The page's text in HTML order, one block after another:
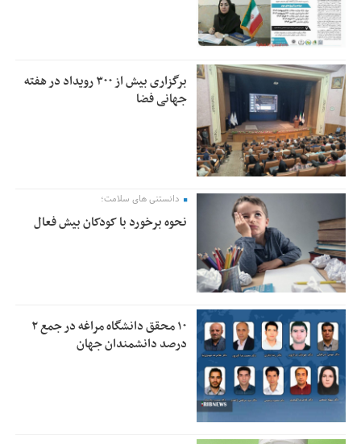
برگزاری بیش از ۳۰۰ رویداد در هفته
جهانی فضا
دانستنی های سلامت؛
نحوه برخورد با کودکان بیش فعال
۱۰ محقق دانشگاه مراغه در جمع ۲
درصد دانشمندان جهان